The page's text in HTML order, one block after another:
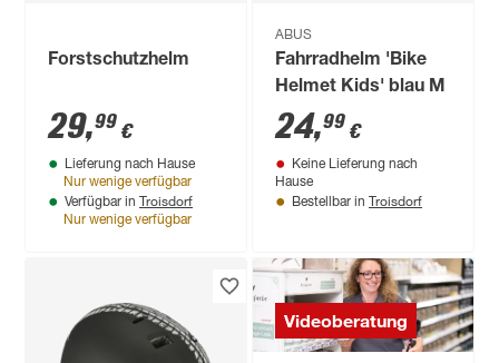
Forstschutzhelm
29,99 €
Lieferung nach Hause
Nur wenige verfügbar
Verfügbar in Troisdorf
Nur wenige verfügbar
ABUS
Fahrradhelm 'Bike
Helmet Kids' blau M
24,99 €
Keine Lieferung nach
Hause
Bestellbar in Troisdorf
Videoberatung